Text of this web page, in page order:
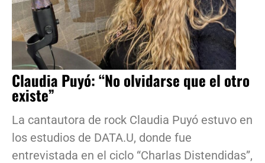
Claudia Puyó: “No olvidarse que el otro
existe”
La cantautora de rock Claudia Puyó estuvo en
los estudios de DATA.U, donde fue
entrevistada en el ciclo “Charlas Distendidas”,